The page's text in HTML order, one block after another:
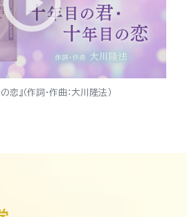
恋』（作詞・作曲：大川隆法）